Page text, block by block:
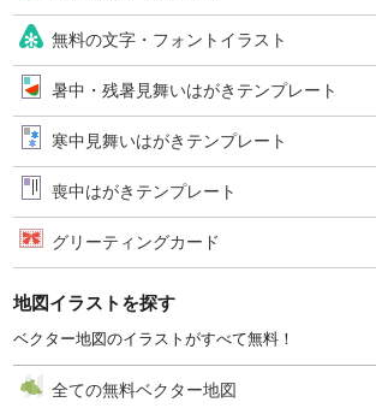
無料の文字・フォントイラスト
暑中・残暑見舞いはがきテンプレート
寒中見舞いはがきテンプレート
喪中はがきテンプレート
グリーティングカード
地図イラストを探す
ベクター地図のイラストがすべて無料！
全ての無料ベクター地図